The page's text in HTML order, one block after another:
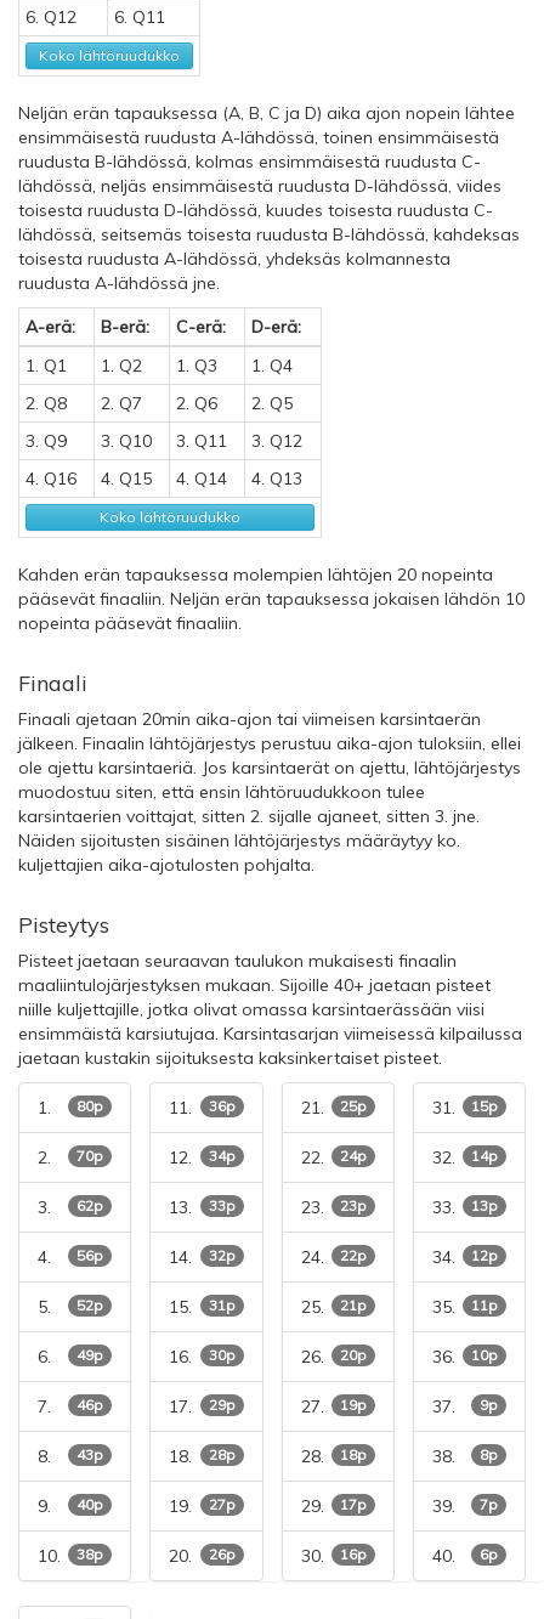
Koko lähtöruudukko
6. Q12
6. Q11
Neljän erän tapauksessa (A, B, C ja D) aika ajon nopein lähtee
ensimmäisestä ruudusta A-lähdössä, toinen ensimmäisestä
ruudusta B-lähdössä, kolmas ensimmäisestä ruudusta C-
lähdössä, neljäs ensimmäisestä ruudusta D-lähdössä, viides
toisesta ruudusta D-lähdössä, kuudes toisesta ruudusta C-
lähdössä, seitsemäs toisesta ruudusta B-lähdössä, kahdeksas
toisesta ruudusta A-lähdössä, yhdeksäs kolmannesta
ruudusta A-lähdössä jne.
A-erä:
B-erä: C-erä: D-erä:
Koko lähtöruudukko
1. Q1 1. Q2 1. Q3
1. Q4
2. Q8
2. Q7 2. Q6
2. Q5
3. Q9
3. Q10 3. Q11
3. Q12
4. Q16
4. Q15 4. Q14 4. Q13
Kahden erän tapauksessa molempien lähtöjen 20 nopeinta
pääsevät finaaliin. Neljän erän tapauksessa jokaisen lähdön 10
nopeinta pääsevät finaaliin.
Finaali
Finaali ajetaan 20min aika-ajon tai viimeisen karsintaerän
jälkeen. Finaalin lähtöjärjestys perustuu aika-ajon tuloksiin, ellei
ole ajettu karsintaeriä. Jos karsintaerät on ajettu, lähtöjärjestys
muodostuu siten, että ensin lähtöruudukkoon tulee
karsintaerien voittajat, sitten 2. sijalle ajaneet, sitten 3. jne.
Näiden sijoitusten sisäinen lähtöjärjestys määräytyy ko.
kuljettajien aika-ajotulosten pohjalta.
Pisteytys
Pisteet jaetaan seuraavan taulukon mukaisesti finaalin
maaliintulojärjestyksen mukaan. Sijoille 40+ jaetaan pisteet
niille kuljettajille, jotka olivat omassa karsintaerässään viisi
ensimmäistä karsiutujaa. Karsintasarjan viimeisessä kilpailussa
jaetaan kustakin sijoituksesta kaksinkertaiset pisteet.
80p
1.
70p
2.
62p
3.
56p
4.
52p
5.
49p
6.
46p
7.
43p
8.
40p
9.
38p
10.
36p
11.
34p
12.
33p
13.
32p
14.
31p
15.
30p
16.
29p
17.
28p
18.
27p
19.
26p
20.
25p
21.
24p
22.
23p
23.
22p
24.
21p
25.
20p
26.
19p
27.
18p
28.
17p
29.
16p
30.
15p
31.
14p
32.
13p
33.
12p
34.
11p
35.
10p
36.
9p
37.
8p
38.
7p
39.
6p
40.